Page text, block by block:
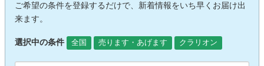
ご希望の条件を登録するだけで、新着情報をいち早くお届け出
来ます。
選択中の条件 全国 売ります・あげます クラリオン